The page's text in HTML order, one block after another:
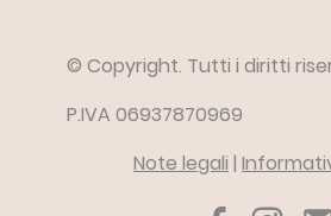
© Copyright. Tutti i diritti
P.IVA 06937870969
Note legali |